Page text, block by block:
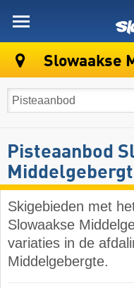
Slowaakse
Pisteaanbod
Skigebieden met
Slowaakse
variaties in de
Middelgebergte.